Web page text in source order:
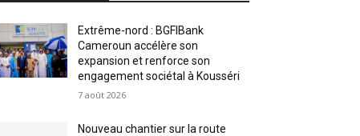
Extrême-nord : BGFIBank
Cameroun accélère son
expansion et renforce son
engagement sociétal à Kousséri
7 août 2026
Nouveau chantier sur la route